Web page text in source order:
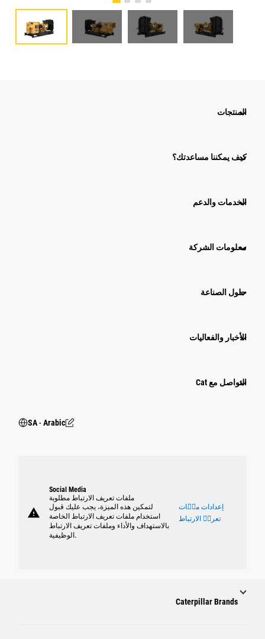
المنتجات
كيف يمكننا مساعدتك؟
الخدمات والدعم
معلومات الشركة
حلول الصناعة
الأخبار والفعاليات
التواصل مع Cat
SA ‧ Arabic
warning
Social Media
ملفات تعريف الارتباط مطلوبة
لتمكين هذه الميزة، يجب عليك قبول
استخدام ملفات تعريف الارتباط الخاصة
بالاستهداف والأداء وملفات تعريف الارتباط
الوظيفية.
إعدادات ملٝات
تعريٝ الارتباط
Caterpillar Brands